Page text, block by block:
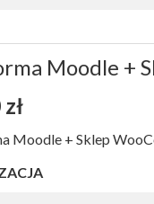
Moodle +